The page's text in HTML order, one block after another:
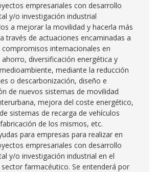
empresariales con desarrollo
y/o investigación industrial
a mejorar la movilidad y hacerla más
través de actuaciones encaminadas a
internacionales en
diversificación energética y
mediante la reducción
o descarbonización, diseño e
de nuevos sistemas de movilidad
mejora del coste energético,
sistemas de recarga de vehículos
de los mismos, etc.
para empresas para realizar en
empresariales con desarrollo
y/o investigación industrial en el
farmacéutico. Se entenderá por